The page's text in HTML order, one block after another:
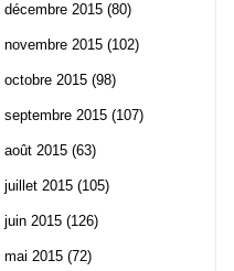
décembre 2015 (80)
novembre 2015 (102)
octobre 2015 (98)
septembre 2015 (107)
août 2015 (63)
juillet 2015 (105)
juin 2015 (126)
mai 2015 (72)